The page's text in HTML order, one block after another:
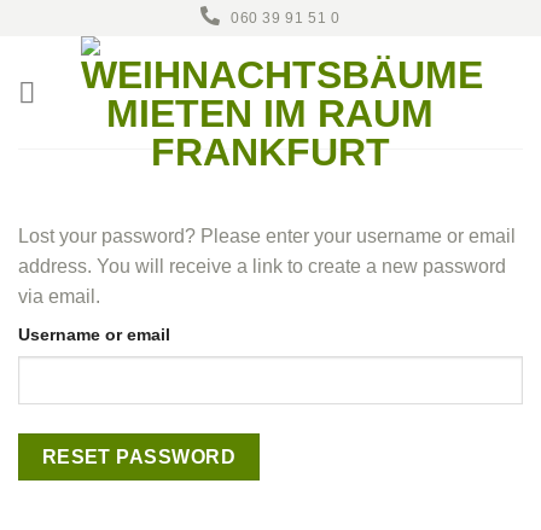
060 39 91 51 0
Lost your password? Please enter your username or email
address. You will receive a link to create a new password
via email.
Username or email
RESET PASSWORD